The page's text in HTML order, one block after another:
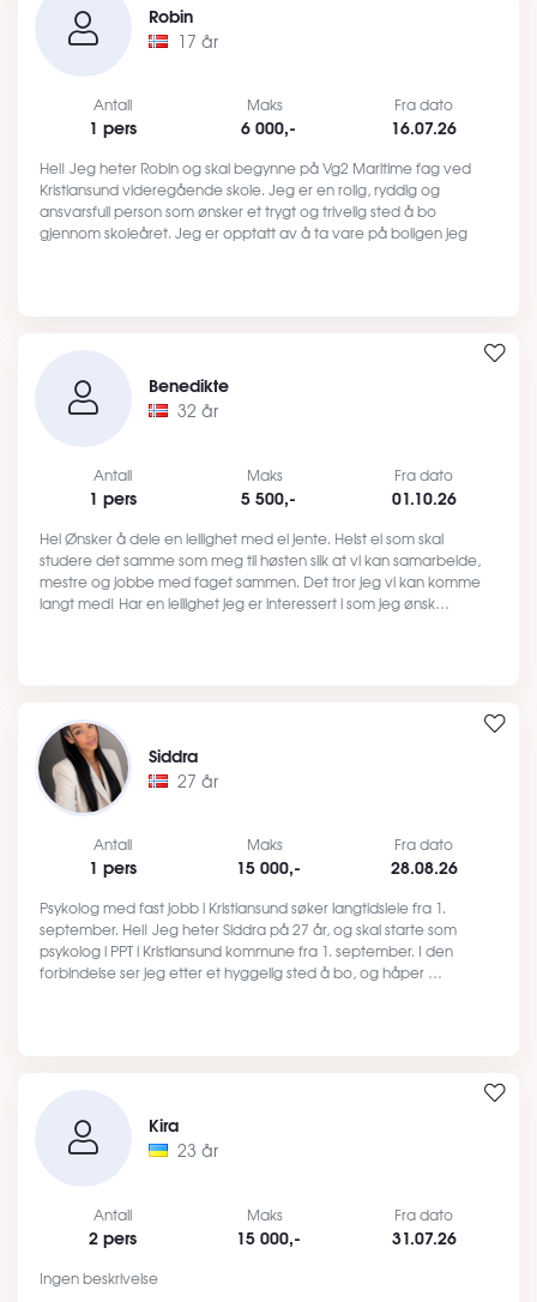
Robin
17 år
Antall
1 pers
Maks
6 000,-
Fra dato
16.07.26
Hei! Jeg heter Robin og skal begynne på Vg2 Maritime fag ved
Kristiansund videregående skole. Jeg er en rolig, ryddig og
ansvarsfull person som ønsker et trygt og trivelig sted å bo
gjennom skoleåret. Jeg er opptatt av å ta vare på boligen jeg
Benedikte
32 år
Antall
1 pers
Maks
5 500,-
Fra dato
01.10.26
Hei Ønsker å dele en leilighet med ei jente. Helst ei som skal
studere det samme som meg til høsten slik at vi kan samarbeide,
mestre og jobbe med faget sammen. Det tror jeg vi kan komme
langt med! Har en leilighet jeg er interessert i som jeg ønsk…
Siddra
27 år
Antall
1 pers
Maks
15 000,-
Fra dato
28.08.26
Psykolog med fast jobb i Kristiansund søker langtidsleie fra 1.
september. Hei! Jeg heter Siddra på 27 år, og skal starte som
psykolog i PPT i Kristiansund kommune fra 1. september. I den
forbindelse ser jeg etter et hyggelig sted å bo, og håper …
Kira
23 år
Antall
2 pers
Maks
15 000,-
Fra dato
31.07.26
Ingen beskrivelse